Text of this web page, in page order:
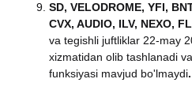
SD, VELODROME, YFI,
CVX, AUDIO, ILV, NEXO,
va tegishli juftliklar 22-may
xizmatidan olib tashlanadi
funksiyasi mavjud bo'lmaydi.